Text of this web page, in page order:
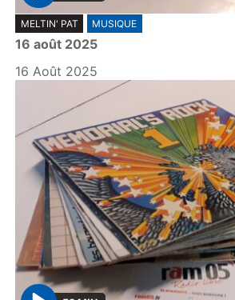
P
l
a
y
MELTIN' PAT MUSIQUE
16 août 2025
16 Août 2025